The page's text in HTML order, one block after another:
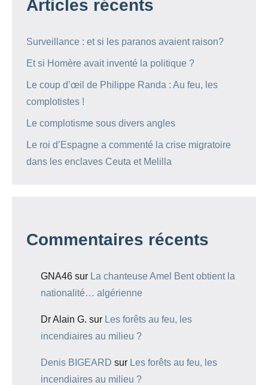
Articles récents
Surveillance : et si les paranos avaient raison?
Et si Homère avait inventé la politique ?
Le coup d’œil de Philippe Randa : Au feu, les
complotistes !
Le complotisme sous divers angles
Le roi d’Espagne a commenté la crise migratoire
dans les enclaves Ceuta et Melilla
Commentaires récents
GNA46 sur La chanteuse Amel Bent obtient la
nationalité… algérienne
Dr Alain G. sur Les forêts au feu, les
incendiaires au milieu ?
Denis BIGEARD sur Les forêts au feu, les
incendiaires au milieu ?